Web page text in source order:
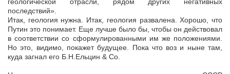
геологической отрасли, рядом других негативных
последствий».
Итак, геология нужна. Итак, геология развалена. Хорошо, что
Путин это понимает. Еще лучше было бы, чтобы он действовал
в соответствии со сформулированными им же положениями.
Но это, видимо, покажет будущее. Пока что воз и ныне там,
куда загнал его Б.Н.Ельцин & Со.